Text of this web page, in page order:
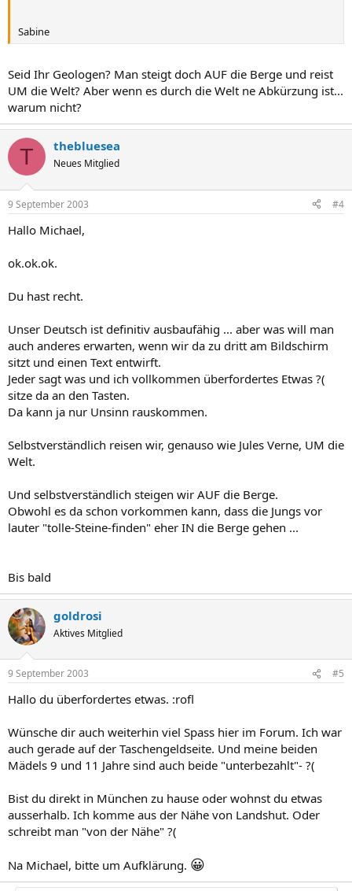
Sabine
Seid Ihr Geologen? Man steigt doch AUF die Berge und reist
UM die Welt? Aber wenn es durch die Welt ne Abkürzung ist...
warum nicht?
T thebluesea
Neues Mitglied
9 September 2003 #4
Hallo Michael,
ok.ok.ok.
Du hast recht.
Unser Deutsch ist definitiv ausbaufähig ... aber was will man
auch anderes erwarten, wenn wir da zu dritt am Bildschirm
sitzt und einen Text entwirft.
Jeder sagt was und ich vollkommen überfordertes Etwas ?(
sitze da an den Tasten.
Da kann ja nur Unsinn rauskommen.
Selbstverständlich reisen wir, genauso wie Jules Verne, UM die
Welt.
Und selbstverständlich steigen wir AUF die Berge.
Obwohl es da schon vorkommen kann, dass die Jungs vor
lauter "tolle-Steine-finden" eher IN die Berge gehen ...
Bis bald
goldrosi
Aktives Mitglied
9 September 2003 #5
Hallo du überfordertes etwas. :rofl
Wünsche dir auch weiterhin viel Spass hier im Forum. Ich war
auch gerade auf der Taschengeldseite. Und meine beiden
Mädels 9 und 11 Jahre sind auch beide "unterbezahlt"- ?(
Bist du direkt in München zu hause oder wohnst du etwas
ausserhalb. Ich komme aus der Nähe von Landshut. Oder
schreibt man "von der Nähe" ?(
Na Michael, bitte um Aufklärung. 😀